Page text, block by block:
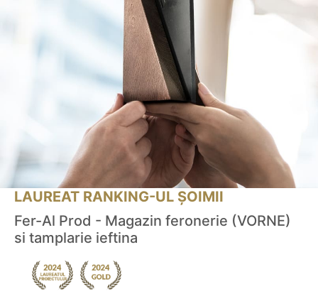
LAUREAT RANKING-UL ȘOIMII
Fer-Al Prod - Magazin feronerie (VORNE)
si tamplarie ieftina